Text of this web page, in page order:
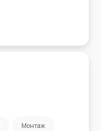
Монтаж